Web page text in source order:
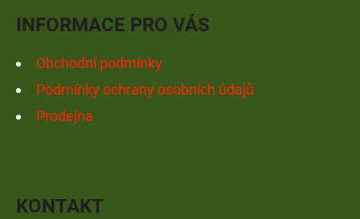
INFORMACE PRO VÁS
Obchodní podmínky
Podmínky ochrany osobních údajů
Prodejna
KONTAKT